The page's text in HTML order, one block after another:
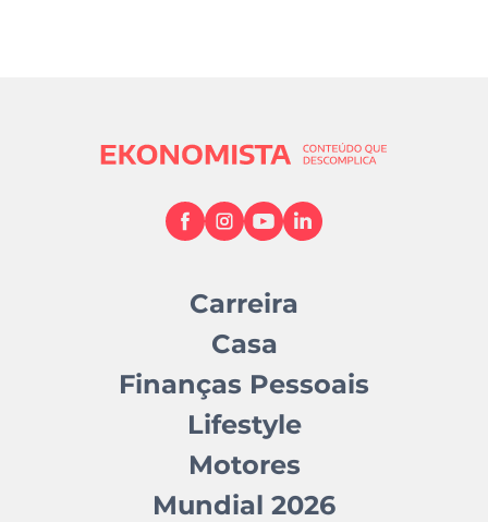
o_contribuinte/COVID_19/Contactos/Pagin
Carreira
Casa
Finanças Pessoais
Lifestyle
Motores
Mundial 2026